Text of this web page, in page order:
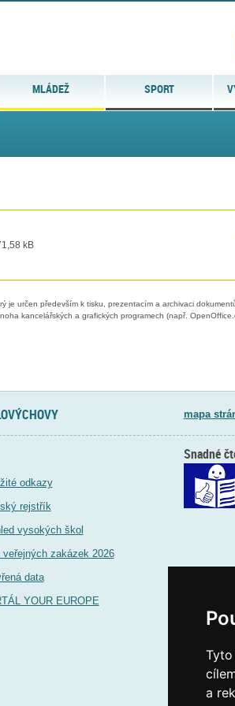
a
MLÁDEŽ SPORT
kB
je určen především k tisku, prezentacím a archivaci
kancelářských a grafických programech (např.
mapa
odkazy
rejstřík
vysokých škol
veřejných zakázek 2026
data
YOUR EUROPE
Snadné